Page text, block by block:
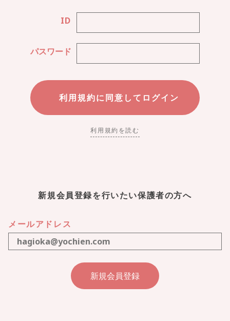
ID
パスワード
利用規約を読む
新規会員登録を行いたい保護者の方へ
メールアドレス